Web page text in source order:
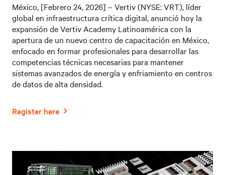
México, [Febrero 24, 2026] – Vertiv (NYSE: VRT), líder
global en infraestructura crítica digital, anunció hoy la
expansión de Vertiv Academy Latinoamérica con la
apertura de un nuevo centro de capacitación en México,
enfocado en formar profesionales para desarrollar las
competencias técnicas necesarias para mantener
sistemas avanzados de energía y enfriamiento en centros
de datos de alta densidad.